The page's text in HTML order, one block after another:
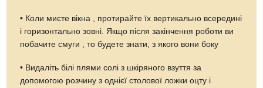
• Коли миєте вікна , протирайте їх вертикально всередині
і горизонтально зовні. Якщо після закінчення роботи ви
побачите смуги , то будете знати, з якого вони боку
• Видаліть білі плями солі з шкіряного взуття за
допомогою розчину з однієї столової ложки оцту і